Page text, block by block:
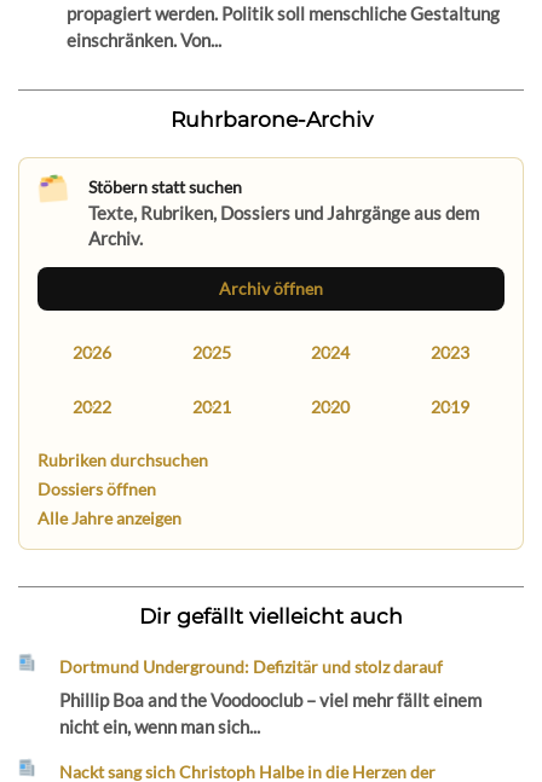
propagiert werden. Politik soll menschliche Gestaltung
einschränken. Von...
Ruhrbarone-Archiv
Stöbern statt suchen
Texte, Rubriken, Dossiers und Jahrgänge aus dem
Archiv.
Archiv öffnen
2026 2025 2024 2023
2022 2021 2020 2019
Rubriken durchsuchen
Dossiers öffnen
Alle Jahre anzeigen
Dir gefällt vielleicht auch
Dortmund Underground: Defizitär und stolz darauf
Phillip Boa and the Voodooclub – viel mehr fällt einem
nicht ein, wenn man sich...
Nackt sang sich Christoph Halbe in die Herzen der